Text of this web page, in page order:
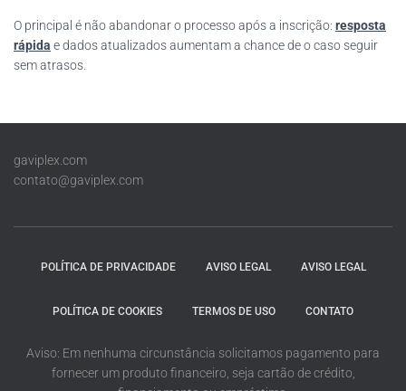
O principal é não abandonar o processo após a inscrição: resposta
rápida e dados atualizados aumentam a chance de o caso seguir
sem atrasos.
gaviplex.com
contato@gaviplex.com
POLÍTICA DE PRIVACIDADE AVISO LEGAL AVISO LEGAL
POLÍTICA DE COOKIES TERMOS DE USO CONTATO
Aviso: Em nenhuma circunstância solicitamos pagamento para
fornecer um produto financeiro, seja cartão de crédito,